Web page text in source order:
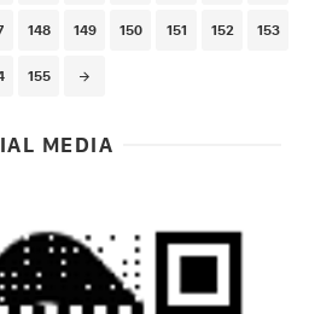
148 149 150 151 152 153
155
MEDIA